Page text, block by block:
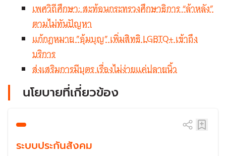
เพศวิถีศึกษา: สะท้อนกระทรวงศึกษาธิการ “ล้าหลัง”
ตามไม่ทันปัญหา
แก้กฎหมาย ”อุ้มบุญ” เพิ่มสิทธิ LGBTQ+ เข้าถึง
บริการ
ส่งเสริมการมีบุตร เรื่องไม่ง่ายแค่ปลายนิ้ว
นโยบายที่เกี่ยวข้อง
ระบบประกันสังคม